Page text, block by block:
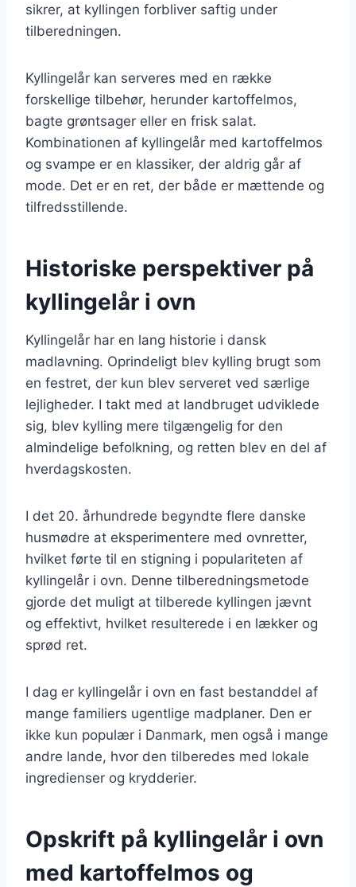
sikrer, at kyllingen forbliver saftig under
tilberedningen.
Kyllingelår kan serveres med en række
forskellige tilbehør, herunder kartoffelmos,
bagte grøntsager eller en frisk salat.
Kombinationen af kyllingelår med kartoffelmos
og svampe er en klassiker, der aldrig går af
mode. Det er en ret, der både er mættende og
tilfredsstillende.
Historiske perspektiver på
kyllingelår i ovn
Kyllingelår har en lang historie i dansk
madlavning. Oprindeligt blev kylling brugt som
en festret, der kun blev serveret ved særlige
lejligheder. I takt med at landbruget udviklede
sig, blev kylling mere tilgængelig for den
almindelige befolkning, og retten blev en del af
hverdagskosten.
I det 20. århundrede begyndte flere danske
husmødre at eksperimentere med ovnretter,
hvilket førte til en stigning i populariteten af
kyllingelår i ovn. Denne tilberedningsmetode
gjorde det muligt at tilberede kyllingen jævnt
og effektivt, hvilket resulterede i en lækker og
sprød ret.
I dag er kyllingelår i ovn en fast bestanddel af
mange familiers ugentlige madplaner. Den er
ikke kun populær i Danmark, men også i mange
andre lande, hvor den tilberedes med lokale
ingredienser og krydderier.
Opskrift på kyllingelår i ovn
med kartoffelmos og